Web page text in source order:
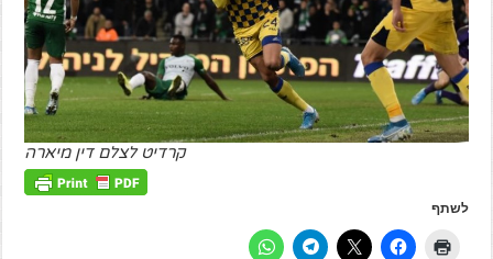
קרדיט לצלם דין מיארה
לשתף